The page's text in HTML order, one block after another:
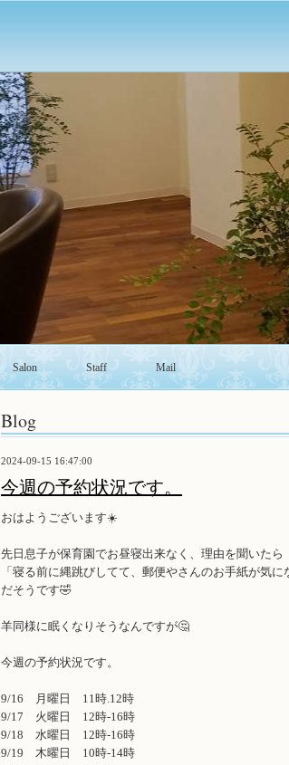
Salon Staff Mail
Blog
2024-09-15 16:47:00
今週の予約状況です。
おはようございます☀️
先日息子が保育園でお昼寝出来なく、理由を聞いたら
「寝る前に縄跳びしてて、郵便やさんのお手紙が気に
だそうです🤣
羊同様に眠くなりそうなんですが🤔
今週の予約状況です。
9/16 月曜日 11時.12時
9/17 火曜日 12時-16時
9/18 水曜日 12時-16時
9/19 木曜日 10時-14時